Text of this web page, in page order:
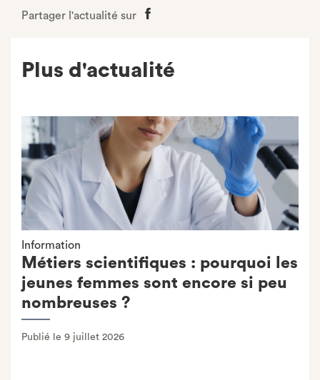
Partager l'actualité sur
Partager
Plus d'actualité
Information
Métiers scientifiques : pourquoi les
jeunes femmes sont encore si peu
nombreuses ?
Publié le 9 juillet 2026